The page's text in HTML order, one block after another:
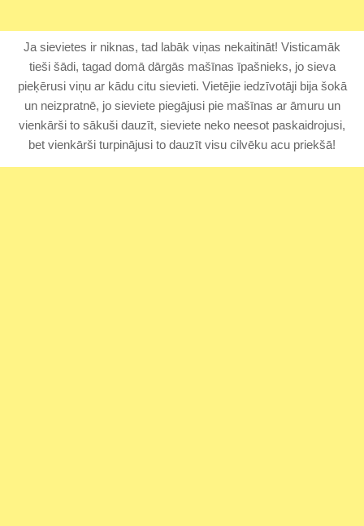
Ja sievietes ir niknas, tad labāk viņas nekaitināt! Visticamāk
tieši šādi, tagad domā dārgās mašīnas īpašnieks, jo sieva
pieķērusi viņu ar kādu citu sievieti. Vietējie iedzīvotāji bija šokā
un neizpratnē, jo sieviete piegājusi pie mašīnas ar āmuru un
vienkārši to sākuši dauzīt, sieviete neko neesot paskaidrojusi,
bet vienkārši turpinājusi to dauzīt visu cilvēku acu priekšā!